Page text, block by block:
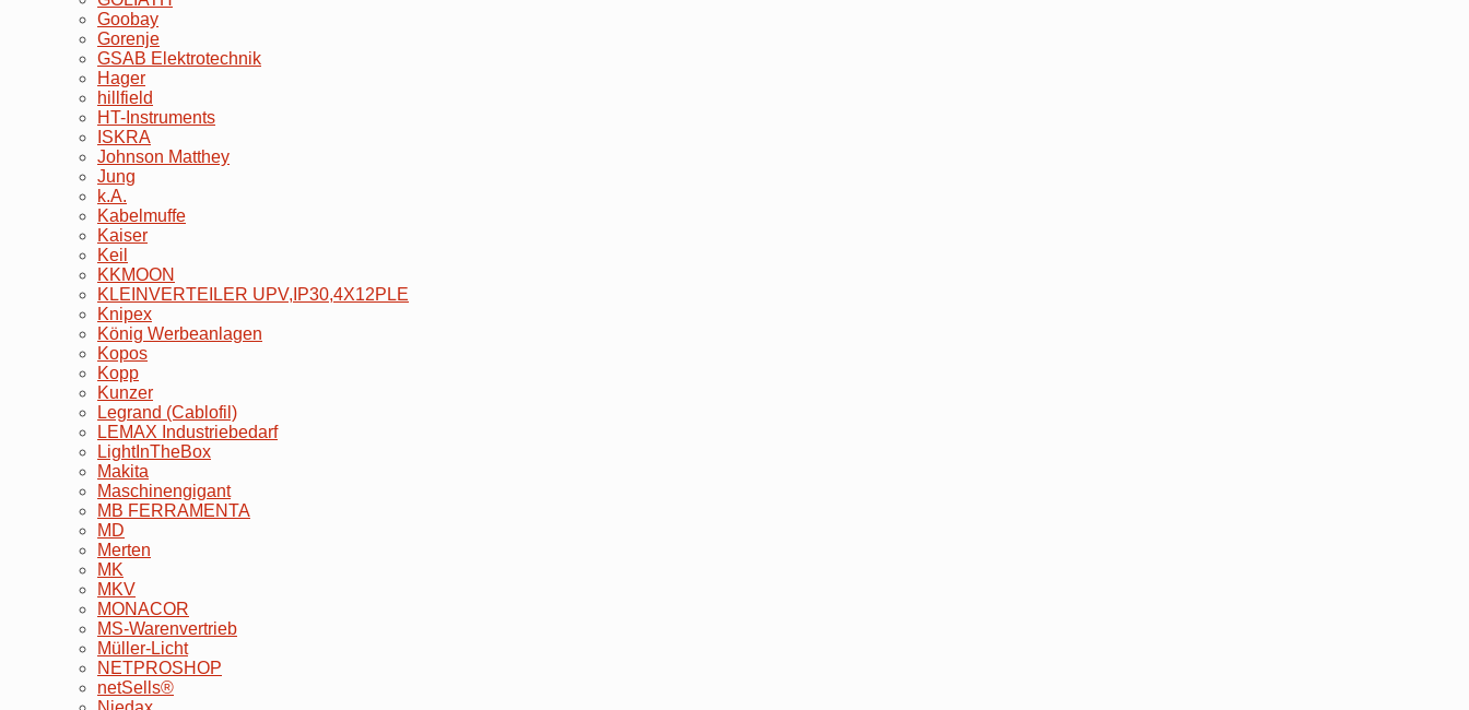
Goobay
Gorenje
GSAB Elektrotechnik
Hager
hillfield
HT-Instruments
ISKRA
Johnson Matthey
Jung
k.A.
Kabelmuffe
Kaiser
Keil
KKMOON
KLEINVERTEILER UPV,IP30,4X12PLE
Knipex
König Werbeanlagen
Kopos
Kopp
Kunzer
Legrand (Cablofil)
LEMAX Industriebedarf
LightInTheBox
Makita
Maschinengigant
MB FERRAMENTA
MD
Merten
MK
MKV
MONACOR
MS-Warenvertrieb
Müller-Licht
NETPROSHOP
netSells®